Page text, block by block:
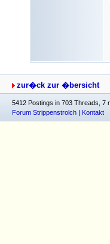
zur�ck zur �bersicht
5412 Postings in 703 Threads,
Forum Strippenstrolch | Kontakt